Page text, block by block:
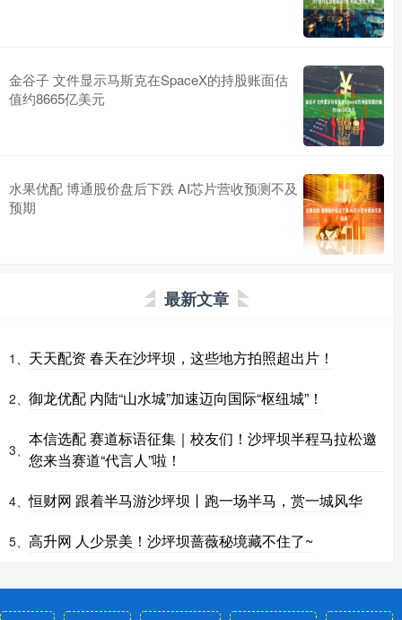
金谷子 文件显示马斯克在SpaceX的持股账面估
值约8665亿美元
水果优配 博通股价盘后下跌 AI芯片营收预测不及
预期
最新文章
1、 天天配资 春天在沙坪坝，这些地方拍照超出片！
2、 御龙优配 内陆“山水城”加速迈向国际“枢纽城”！
3、
本信选配 赛道标语征集｜校友们！沙坪坝半程马拉松邀
您来当赛道“代言人”啦！
4、恒财网 跟着半马游沙坪坝丨跑一场半马，赏一城风华
5、 高升网 人少景美！沙坪坝蔷薇秘境藏不住了~